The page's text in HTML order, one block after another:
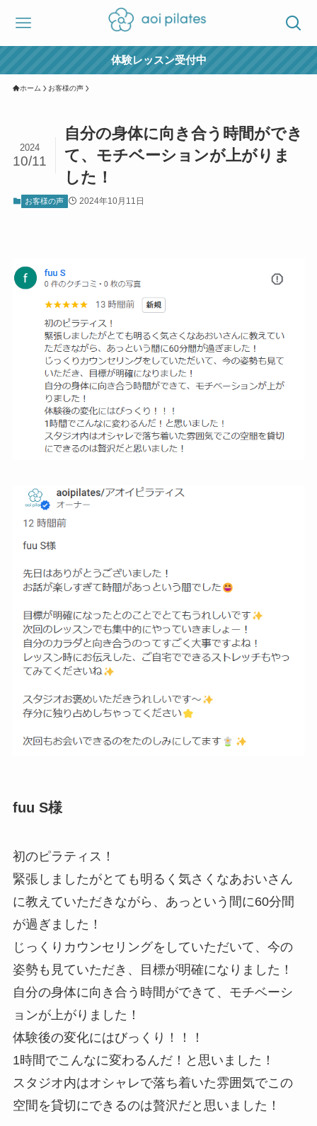
体験レッスン受付中
ホーム お客様の声
自分の身体に向き合う時間ができ
て、モチベーションが上がりま
した！
2024
10/11
お客様の声 2024年10月11日
fuu S様
初のピラティス！
緊張しましたがとても明るく気さくなあおいさん
に教えていただきながら、あっという間に60分間
が過ぎました！
じっくりカウンセリングをしていただいて、今の
姿勢も見ていただき、目標が明確になりました！
自分の身体に向き合う時間ができて、モチベーシ
ョンが上がりました！
体験後の変化にはびっくり！！！
1時間でこんなに変わるんだ！と思いました！
スタジオ内はオシャレで落ち着いた雰囲気でこの
空間を貸切にできるのは贅沢だと思いました！